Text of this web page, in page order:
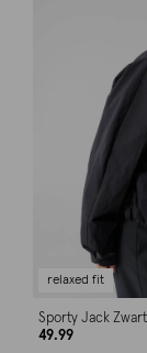
relaxed fit
Sporty Jack Zwart
49.99